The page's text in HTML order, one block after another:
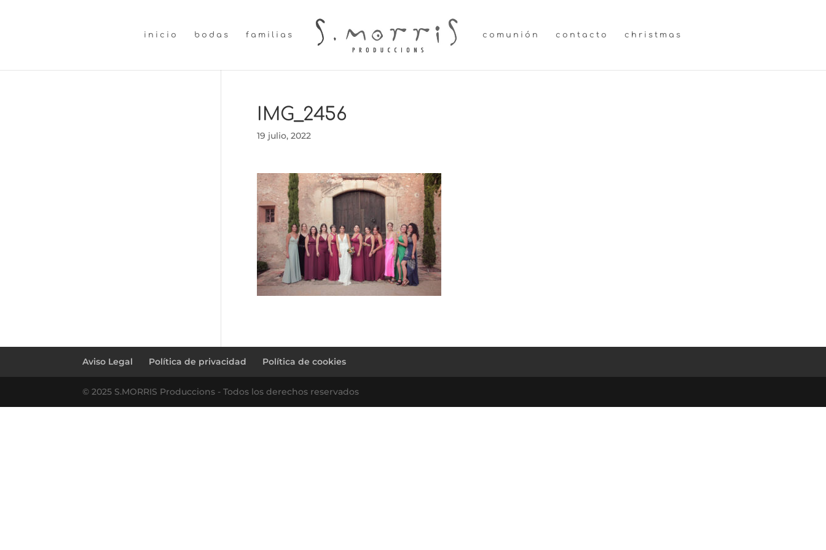
inicio bodas familias comunión contacto christmas
IMG_2456
19 julio, 2022
Aviso Legal Política de privacidad Política de cookies
© 2025 S.MORRIS Produccions - Todos los derechos reservados